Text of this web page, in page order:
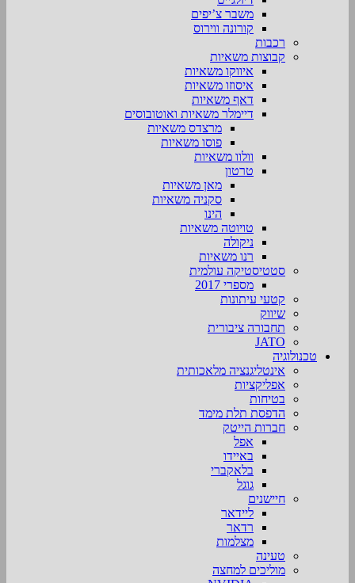
משבר צ’יפים
קורונה ווירוס
רכבות
קבוצות משאיות
איווקו משאיות
איסוזו משאיות
דאף משאיות
דיימלר משאיות ואוטובוסים
מרצדס משאיות
פוסו משאיות
וולוו משאיות
טרטון
מאן משאיות
סקניה משאיות
הינו
טויוטה משאיות
ניקולה
רנו משאיות
סטטיסטיקה עולמית
מספרי 2017
קטעי עיתונות
שיווק
תחבורה ציבורית
JATO
טכנולוגיה
אינטליגנציה מלאכותית
אפליקציות
בטיחות
הדפסת תלת מימד
חברות הייטק
אפל
באיידו
בלאקברי
גוגל
חיישנים
ליידאר
רדאר
מצלמות
טעינה
מוליכים למחצה